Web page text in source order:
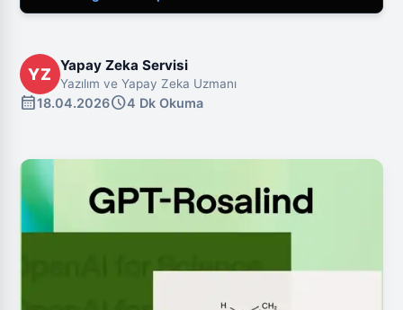
YZ Yapay Zeka Servisi
Yazılım ve Yapay Zeka Uzmanı
calendar_month18.04.2026schedule4 Dk Okuma